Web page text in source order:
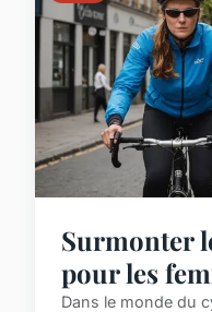
Surmonter
pour les
Dans le monde du